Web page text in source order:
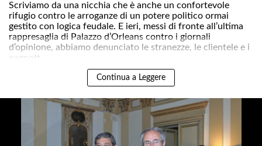
Scriviamo da una nicchia che è anche un confortevole
rifugio contro le arroganze di un potere politico ormai
gestito con logica feudale. E ieri, messi di fronte all’ultima
rappresaglia di Palazzo d’Orleans contro i giornali
d’opinione, abbiamo denunciato le stranezze, le clientele e i
pagnott..
Continua a Leggere